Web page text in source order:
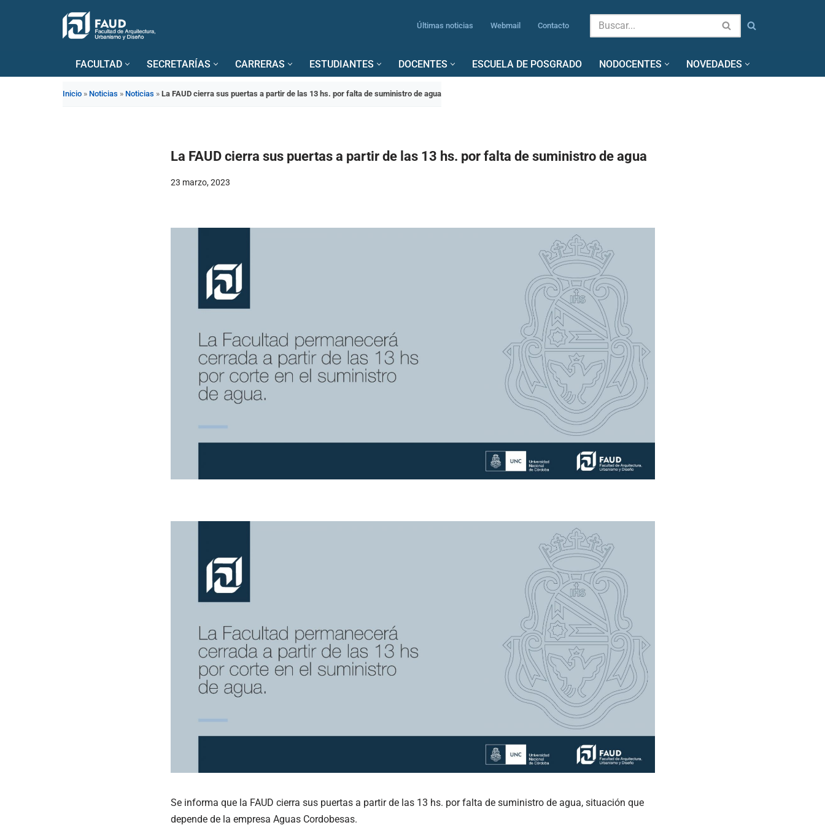
Últimas noticias Webmail Contacto
FACULTAD SECRETARÍAS CARRERAS ESTUDIANTES DOCENTES ESCUELA DE POSGRADO NODOCENTES NOVEDADES
Inicio » Noticias » Noticias » La FAUD cierra sus puertas a partir de las 13 hs. por falta de suministro de agua
La FAUD cierra sus puertas a partir de las 13 hs. por falta de suministro de agua
23 marzo, 2023
Se informa que la FAUD cierra sus puertas a partir de las 13 hs. por falta de suministro de agua, situación que
depende de la empresa Aguas Cordobesas.